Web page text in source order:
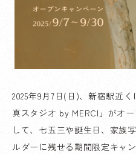
2025年9月7日(日)、新宿駅近
真スタジオ by MERCI」がオ
して、七五三や誕生日、家族
ルダーに残せる期間限定キャ